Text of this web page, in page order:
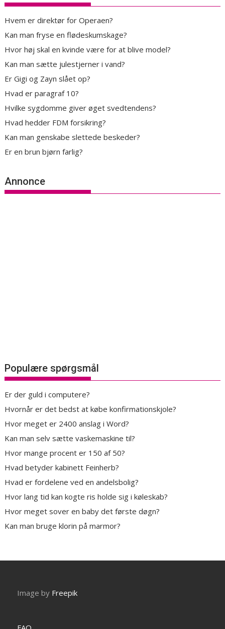
Hvem er direktør for Operaen?
Kan man fryse en flødeskumskage?
Hvor høj skal en kvinde være for at blive model?
Kan man sætte julestjerner i vand?
Er Gigi og Zayn slået op?
Hvad er paragraf 10?
Hvilke sygdomme giver øget svedtendens?
Hvad hedder FDM forsikring?
Kan man genskabe slettede beskeder?
Er en brun bjørn farlig?
Annonce
Populære spørgsmål
Er der guld i computere?
Hvornår er det bedst at købe konfirmationskjole?
Hvor meget er 2400 anslag i Word?
Kan man selv sætte vaskemaskine til?
Hvor mange procent er 150 af 50?
Hvad betyder kabinett Feinherb?
Hvad er fordelene ved en andelsbolig?
Hvor lang tid kan kogte ris holde sig i køleskab?
Hvor meget sover en baby det første døgn?
Kan man bruge klorin på marmor?
Image by Freepik